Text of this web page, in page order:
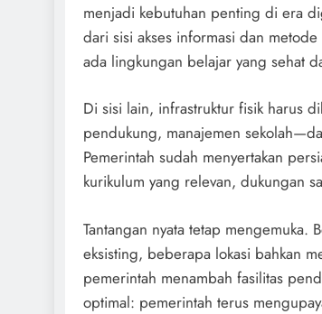
menjadi kebutuhan penting di era
dari sisi akses informasi dan
ada lingkungan belajar yang sehat
Di sisi lain, infrastruktur fisik harus
pendukung, manajemen
Pemerintah sudah menyertakan
kurikulum yang relevan, dukungan
Tantangan nyata tetap mengemuka.
eksisting, beberapa lokasi bahkan
pemerintah menambah fasilitas
optimal: pemerintah terus